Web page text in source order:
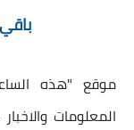
موقع "هذه
المعلومات